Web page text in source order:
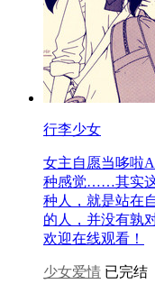
行李少女
女主自愿当哆啦
种感觉……其实这
种人，就是站在
的人，并没有孰
欢迎在线观看！
少女爱情 已完结